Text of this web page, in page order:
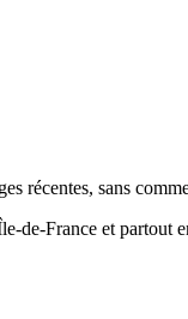
récentes, sans
de-France et partout